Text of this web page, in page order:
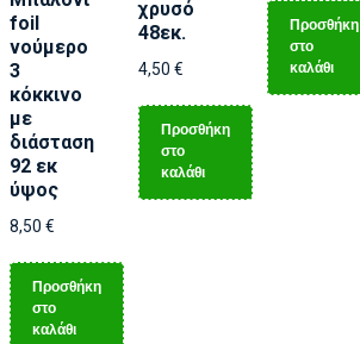
foil
νούμερο
3
κόκκινο
με
διάσταση
92 εκ
ύψος
8,50 €
Προσθήκη
στο
καλάθι
χρυσό
48εκ.
4,50 €
Προσθήκη
στο
καλάθι
Προσθήκη
στο
καλάθι